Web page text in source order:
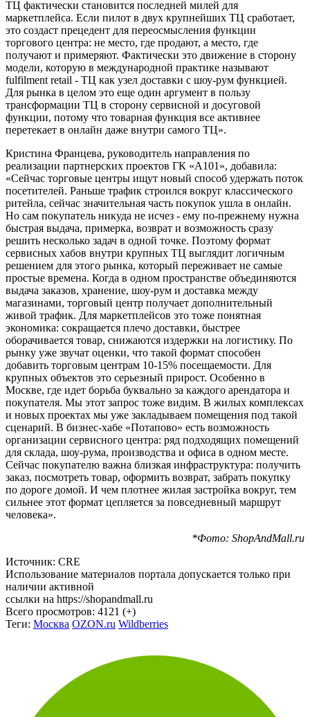
ТЦ фактически становится последней милей для
маркетплейса. Если пилот в двух крупнейших ТЦ сработает,
это создаст прецедент для переосмысления функции
торгового центра: не место, где продают, а место, где
получают и примеряют. Фактически это движение в сторону
модели, которую в международной практике называют
fulfilment retail - ТЦ как узел доставки с шоу-рум функцией.
Для рынка в целом это еще один аргумент в пользу
трансформации ТЦ в сторону сервисной и досуговой
функции, потому что товарная функция все активнее
перетекает в онлайн даже внутри самого ТЦ».
Кристина Францева, руководитель направления по
реализации партнерских проектов ГК «А101», добавила:
«Сейчас торговые центры ищут новый способ удержать поток
посетителей. Раньше трафик строился вокруг классического
ритейла, сейчас значительная часть покупок ушла в онлайн.
Но сам покупатель никуда не исчез - ему по-прежнему нужна
быстрая выдача, примерка, возврат и возможность сразу
решить несколько задач в одной точке. Поэтому формат
сервисных хабов внутри крупных ТЦ выглядит логичным
решением для этого рынка, который переживает не самые
простые времена. Когда в одном пространстве объединяются
выдача заказов, хранение, шоу-рум и доставка между
магазинами, торговый центр получает дополнительный
живой трафик. Для маркетплейсов это тоже понятная
экономика: сокращается плечо доставки, быстрее
оборачивается товар, снижаются издержки на логистику. По
рынку уже звучат оценки, что такой формат способен
добавить торговым центрам 10-15% посещаемости. Для
крупных объектов это серьезный прирост. Особенно в
Москве, где идет борьба буквально за каждого арендатора и
покупателя. Мы этот запрос тоже видим. В жилых комплексах
и новых проектах мы уже закладываем помещения под такой
сценарий. В бизнес-хабе «Потапово» есть возможность
организации сервисного центра: ряд подходящих помещений
для склада, шоу-рума, производства и офиса в одном месте.
Сейчас покупателю важна близкая инфраструктура: получить
заказ, посмотреть товар, оформить возврат, забрать покупку
по дороге домой. И чем плотнее жилая застройка вокруг, тем
сильнее этот формат цепляется за повседневный маршрут
человека».
*Фото: ShopAndMall.ru
Источник: CRE
Использование материалов портала допускается только при
наличии активной
ссылки на https://shopandmall.ru
Всего просмотров: 4121 (+)
Теги: Москва OZON.ru Wildberries